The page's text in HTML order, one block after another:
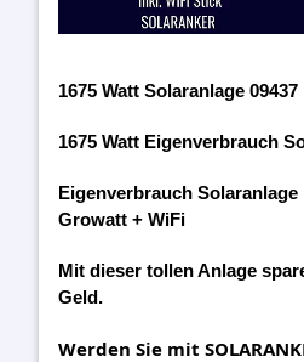
1675 Watt Solaranlage
1675 Watt Eigenverbrauch
Eigenverbrauch Solaranlage
Growatt + WiFi
Mit dieser tollen Anlage
Geld.
Werden Sie mit